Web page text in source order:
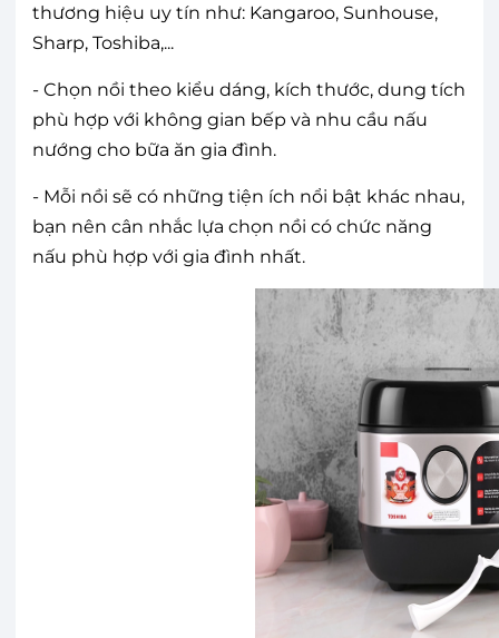
thương hiệu uy tín như: Kangaroo, Sunhouse,
Sharp, Toshiba,...
- Chọn nồi theo kiểu dáng, kích thước, dung tích
phù hợp với không gian bếp và nhu cầu nấu
nướng cho bữa ăn gia đình.
- Mỗi nồi sẽ có những tiện ích nổi bật khác nhau,
bạn nên cân nhắc lựa chọn nồi có chức năng
nấu phù hợp với gia đình nhất.